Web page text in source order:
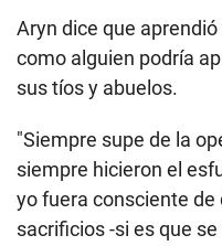
Aryn Lockhart cree haber sido